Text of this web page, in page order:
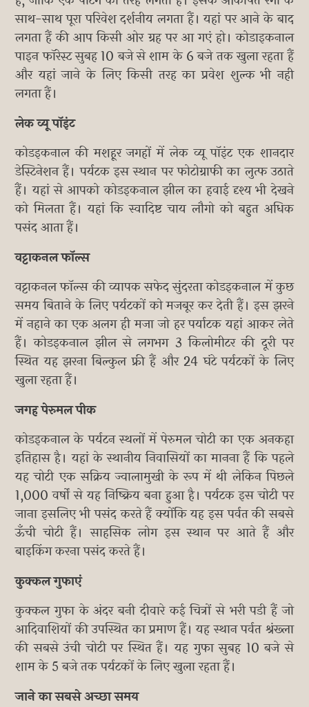
साथ-साथ पूरा परिवेश दर्शनीय लगता हैं। यहां पर आने के बाद
लगता हैं की आप किसी ओर ग्रह पर आ गएं हो। कोडाइकनाल
पाइन फॉरेस्ट सुबह 10 बजे से शाम के 6 बजे तक खुला रहता हैं
और यहां जाने के लिए किसी तरह का प्रवेश शुल्क भी नही
लगता हैं।
लेक व्यू पॉइंट
कोडइकनाल की मशहूर जगहों में लेक व्यू पॉइंट एक शानदार
डेस्टिनेशन हैं। पर्यटक इस स्थान पर फोटोग्राफी का लुत्फ उठाते
हैं। यहां से आपको कोडइकनाल झील का हवाई दृश्य भी देखने
को मिलता हैं। यहां कि स्वादिष्ट चाय लौगो को बहुत अधिक
पसंद आता हैं।
वट्टाकनल फॉल्स
वट्टाकनल फॉल्स की व्यापक सफेद सुंदरता कोडइकनाल में कुछ
समय बिताने के लिए पर्यटकों को मजबूर कर देती हैं। इस झरने
में नहाने का एक अलग ही मजा जो हर पर्याटक यहां आकर लेते
हैं। कोडइकनाल झील से लगभग 3 किलोमीटर की दूरी पर
स्थित यह झरना बिल्कुल फ्री हैं और 24 घंटे पर्यटकों के लिए
खुला रहता हैं।
जगह पेरुमल पीक
कोडइकनाल के पर्यटन स्थलों में पेरुमल चोटी का एक अनकहा
इतिहास है। यहां के स्थानीय निवासियों का मानना हैं कि पहले
यह चोटी एक सक्रिय ज्वालामुखी के रूप में थी लेकिन पिछले
1,000 वर्षों से यह निष्क्रिय बना हुआ है। पर्यटक इस चोटी पर
जाना इसलिए भी पसंद करते हैं क्योंकि यह इस पर्वत की सबसे
ऊँची चोटी हैं। साहसिक लोग इस स्थान पर आते हैं और
बाइकिंग करना पसंद करते हैं।
कुक्कल गुफाएं
कुक्कल गुफा के अंदर बनी दीवारे कई चित्रों से भरी पडी हैं जो
आदिवाशियों की उपस्थित का प्रमाण हैं। यह स्थान पर्वत श्रंख्ला
की सबसे उंची चोटी पर स्थित हैं। यह गुफा सुबह 10 बजे से
शाम के 5 बजे तक पर्यटकों के लिए खुला रहता हैं।
जाने का सबसे अच्छा समय